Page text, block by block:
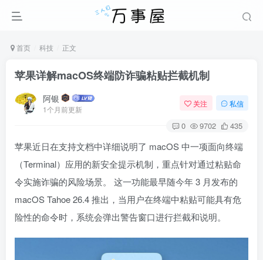
首页 科技 正文
苹果详解macOS终端防诈骗粘贴拦截机制
阿银
1个月前更新
关注 私信
0 9702 435
苹果近日在支持文档中详细说明了 macOS 中一项面向终端
（Terminal）应用的新安全提示机制，重点针对通过粘贴命
令实施诈骗的风险场景。 这一功能最早随今年 3 月发布的
macOS Tahoe 26.4 推出，当用户在终端中粘贴可能具有危
险性的命令时，系统会弹出警告窗口进行拦截和说明。